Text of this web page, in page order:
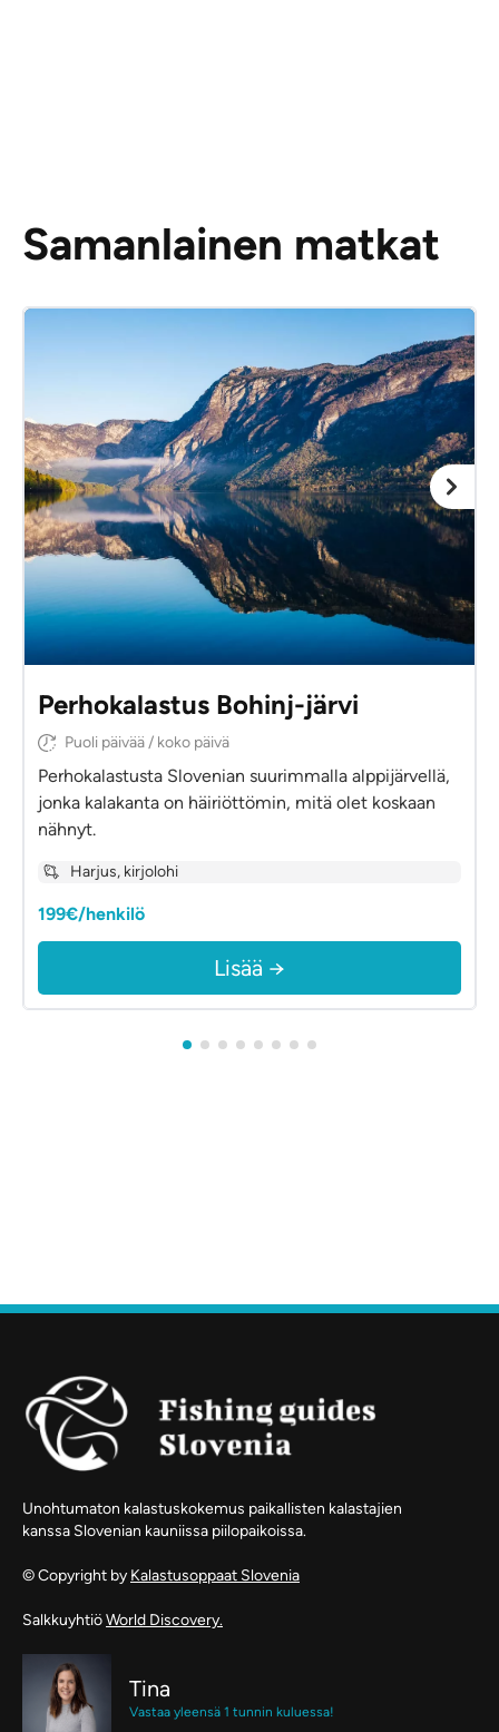
Samanlainen matkat
Perhokalastus Bohinj-järvi
Puoli päivää / koko päivä
Perhokalastusta Slovenian suurimmalla alppijärvellä,
jonka kalakanta on häiriöttömin, mitä olet koskaan
nähnyt.
Harjus, kirjolohi
199€/henkilö
Lisää →
Unohtumaton kalastuskokemus paikallisten kalastajien
kanssa Slovenian kauniissa piilopaikoissa.
© Copyright by Kalastusoppaat Slovenia
SalkkuyhtiöWorld Discovery.
Tina
Vastaa yleensä 1 tunnin kuluessa!